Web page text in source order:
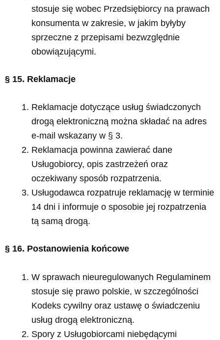
stosuje się wobec Przedsiębiorcy na prawach
konsumenta w zakresie, w jakim byłyby
sprzeczne z przepisami bezwzględnie
obowiązującymi.
§ 15. Reklamacje
Reklamacje dotyczące usług świadczonych
drogą elektroniczną można składać na adres
e-mail wskazany w § 3.
Reklamacja powinna zawierać dane
Usługobiorcy, opis zastrzeżeń oraz
oczekiwany sposób rozpatrzenia.
Usługodawca rozpatruje reklamację w terminie
14 dni i informuje o sposobie jej rozpatrzenia
tą samą drogą.
§ 16. Postanowienia końcowe
W sprawach nieuregulowanych Regulaminem
stosuje się prawo polskie, w szczególności
Kodeks cywilny oraz ustawę o świadczeniu
usług drogą elektroniczną.
Spory z Usługobiorcami niebędącymi